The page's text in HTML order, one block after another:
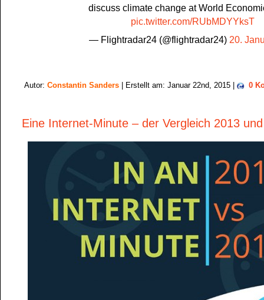
discuss climate change at World
pic.twitter.com/RUbMDYYksT
— Flightradar24 (@flightradar24) 20.
Autor: Constantin Sanders | Erstellt am: Januar 22nd, 2015 | 0
Eine Internet-Minute – der Vergleich 2013